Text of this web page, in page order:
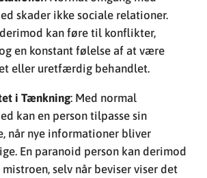
skader ikke sociale relationer.
kan føre til konflikter,
en konstant følelse af at være
eller uretfærdig behandlet.
i Tænkning: Med normal
kan en person tilpasse sin
når nye informationer bliver
En paranoid person kan derimod
selv når beviser viser det